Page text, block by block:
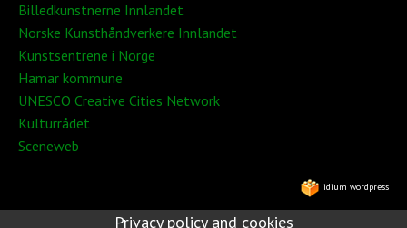
Billedkunstnerne Innlandet
Norske Kunsthåndverkere Innlandet
Kunstsentrene i Norge
Hamar kommune
UNESCO Creative Cities Network
Kulturrådet
Sceneweb
idium wordpress
Privacy policy and cookies